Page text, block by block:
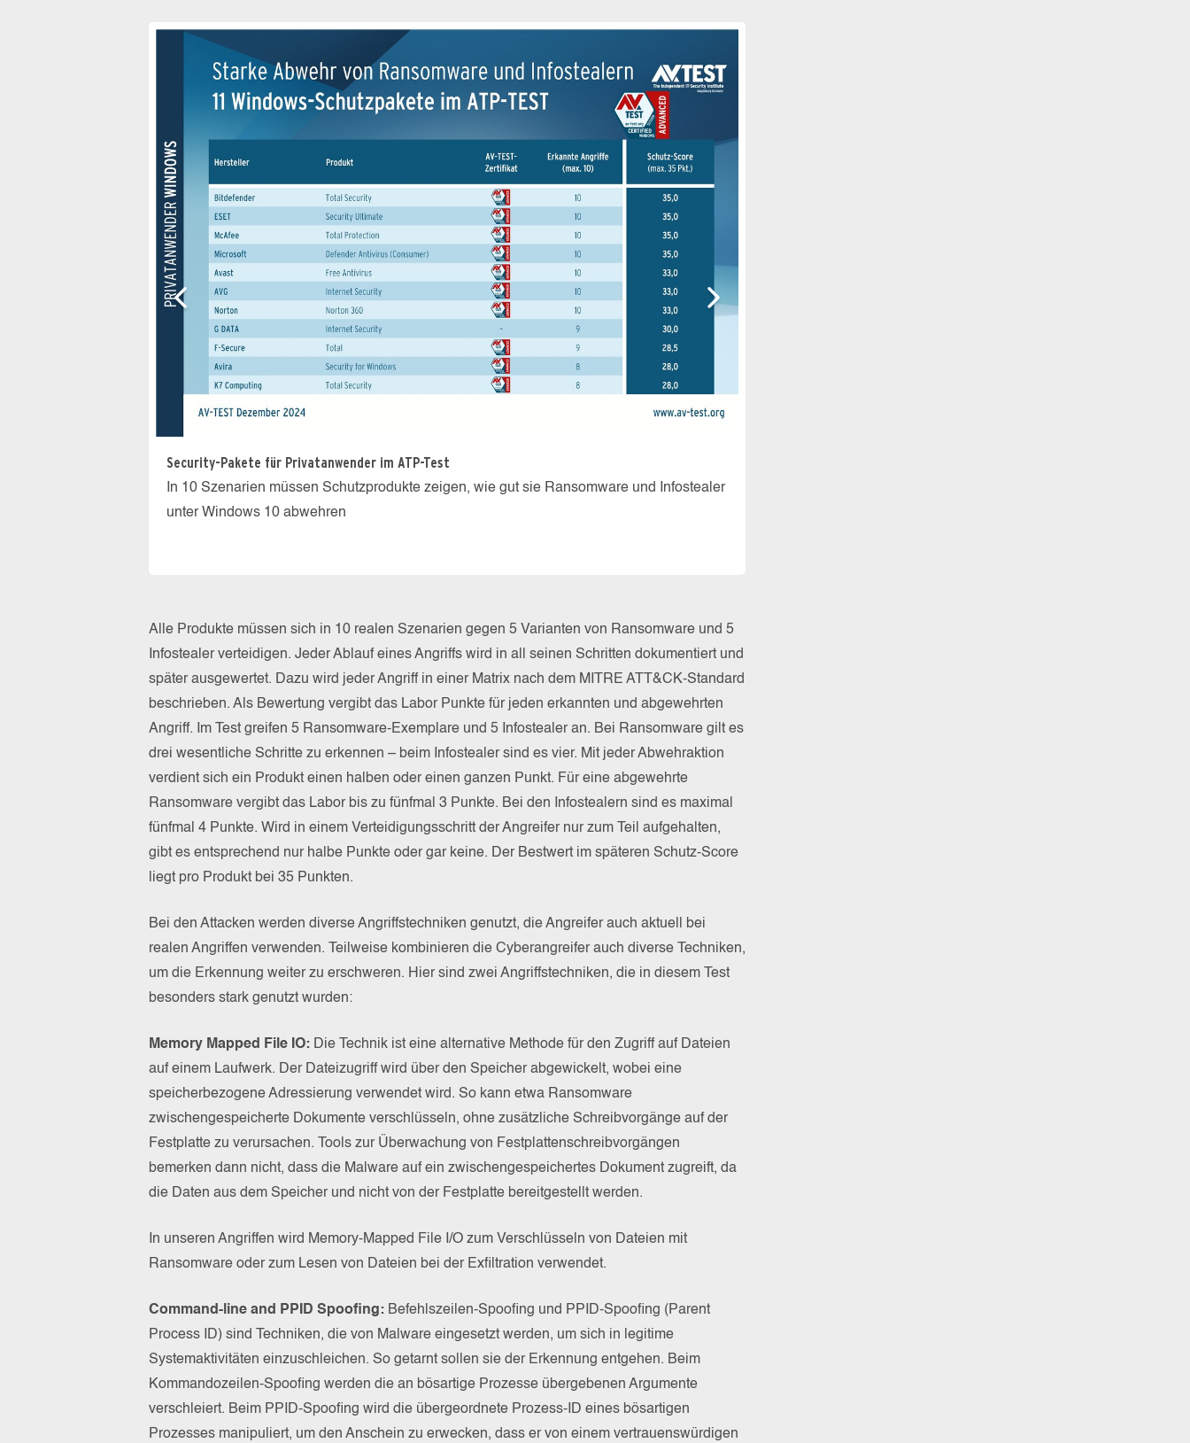
Security-Pakete für Privatanwender im ATP-Test
In 10 Szenarien müssen Schutzprodukte zeigen, wie gut sie Ransomware und Infostealer
unter Windows 10 abwehren
Alle Produkte müssen sich in 10 realen Szenarien gegen 5 Varianten von Ransomware und 5
Infostealer verteidigen. Jeder Ablauf eines Angriffs wird in all seinen Schritten dokumentiert und
später ausgewertet. Dazu wird jeder Angriff in einer Matrix nach dem MITRE ATT&CK-Standard
beschrieben. Als Bewertung vergibt das Labor Punkte für jeden erkannten und abgewehrten
Angriff. Im Test greifen 5 Ransomware-Exemplare und 5 Infostealer an. Bei Ransomware gilt es
drei wesentliche Schritte zu erkennen – beim Infostealer sind es vier. Mit jeder Abwehraktion
verdient sich ein Produkt einen halben oder einen ganzen Punkt. Für eine abgewehrte
Ransomware vergibt das Labor bis zu fünfmal 3 Punkte. Bei den Infostealern sind es maximal
fünfmal 4 Punkte. Wird in einem Verteidigungsschritt der Angreifer nur zum Teil aufgehalten,
gibt es entsprechend nur halbe Punkte oder gar keine. Der Bestwert im späteren Schutz-Score
liegt pro Produkt bei 35 Punkten.
Bei den Attacken werden diverse Angriffstechniken genutzt, die Angreifer auch aktuell bei
realen Angriffen verwenden. Teilweise kombinieren die Cyberangreifer auch diverse Techniken,
um die Erkennung weiter zu erschweren. Hier sind zwei Angriffstechniken, die in diesem Test
besonders stark genutzt wurden:
Memory Mapped File IO: Die Technik ist eine alternative Methode für den Zugriff auf Dateien
auf einem Laufwerk. Der Dateizugriff wird über den Speicher abgewickelt, wobei eine
speicherbezogene Adressierung verwendet wird. So kann etwa Ransomware
zwischengespeicherte Dokumente verschlüsseln, ohne zusätzliche Schreibvorgänge auf der
Festplatte zu verursachen. Tools zur Überwachung von Festplattenschreibvorgängen
bemerken dann nicht, dass die Malware auf ein zwischengespeichertes Dokument zugreift, da
die Daten aus dem Speicher und nicht von der Festplatte bereitgestellt werden.
In unseren Angriffen wird Memory-Mapped File I/O zum Verschlüsseln von Dateien mit
Ransomware oder zum Lesen von Dateien bei der Exfiltration verwendet.
Command-line and PPID Spoofing: Befehlszeilen-Spoofing und PPID-Spoofing (Parent
Process ID) sind Techniken, die von Malware eingesetzt werden, um sich in legitime
Systemaktivitäten einzuschleichen. So getarnt sollen sie der Erkennung entgehen. Beim
Kommandozeilen-Spoofing werden die an bösartige Prozesse übergebenen Argumente
verschleiert. Beim PPID-Spoofing wird die übergeordnete Prozess-ID eines bösartigen
Prozesses manipuliert, um den Anschein zu erwecken, dass er von einem vertrauenswürdigen